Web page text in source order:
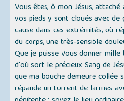
Vous êtes, ô mon Jésus,
vos pieds y sont cloués avec de
cause dans ces extrémités, où
du corps, une très-sensible
Que je puisse Vous donner mille
d'où sort le précieux Sang de
que ma bouche demeure collée
répande un torrent de larmes